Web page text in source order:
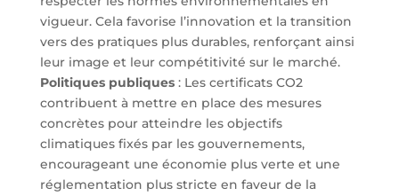
vigueur. Cela favorise l’innovation et la transition
vers des pratiques plus durables, renforçant ainsi
leur image et leur compétitivité sur le marché.
Politiques publiques: Les certificats CO2
contribuent à mettre en place des mesures
concrètes pour atteindre les objectifs
climatiques fixés par les gouvernements,
encourageant une économie plus verte et une
réglementation plus stricte en faveur de la